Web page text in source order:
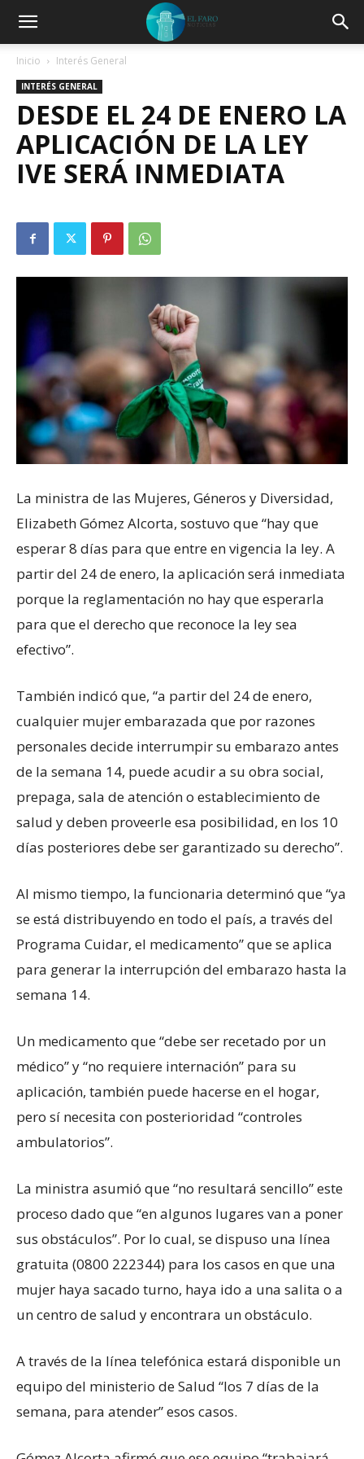
Inicio Interés General
INTERÉS GENERAL
DESDE EL 24 DE ENERO LA
APLICACIÓN DE LA LEY
IVE SERÁ INMEDIATA
La ministra de las Mujeres, Géneros y Diversidad,
Elizabeth Gómez Alcorta, sostuvo que “hay que
esperar 8 días para que entre en vigencia la ley. A
partir del 24 de enero, la aplicación será inmediata
porque la reglamentación no hay que esperarla
para que el derecho que reconoce la ley sea
efectivo”.
También indicó que, “a partir del 24 de enero,
cualquier mujer embarazada que por razones
personales decide interrumpir su embarazo antes
de la semana 14, puede acudir a su obra social,
prepaga, sala de atención o establecimiento de
salud y deben proveerle esa posibilidad, en los 10
días posteriores debe ser garantizado su derecho”.
Al mismo tiempo, la funcionaria determinó que “ya
se está distribuyendo en todo el país, a través del
Programa Cuidar, el medicamento” que se aplica
para generar la interrupción del embarazo hasta la
semana 14.
Un medicamento que “debe ser recetado por un
médico” y “no requiere internación” para su
aplicación, también puede hacerse en el hogar,
pero sí necesita con posterioridad “controles
ambulatorios”.
La ministra asumió que “no resultará sencillo” este
proceso dado que “en algunos lugares van a poner
sus obstáculos”. Por lo cual, se dispuso una línea
gratuita (0800 222344) para los casos en que una
mujer haya sacado turno, haya ido a una salita o a
un centro de salud y encontrara un obstáculo.
A través de la línea telefónica estará disponible un
equipo del ministerio de Salud “los 7 días de la
semana, para atender” esos casos.